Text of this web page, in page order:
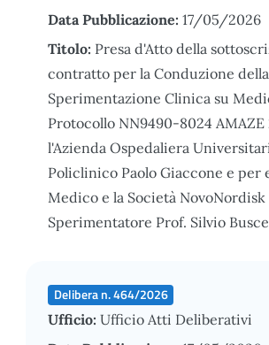
Data Pubblicazione: 17/05/2026
Titolo: Presa d'Atto della
contratto per la Conduzione della
Sperimentazione Clinica su
Protocollo NN9490-8024 AMAZE
l'Azienda Ospedaliera
Policlinico Paolo Giaccone e per
Medico e la Società NovoNordisk
Sperimentatore Prof. Silvio
Delibera n. 464/2026
Ufficio: Ufficio Atti Deliberativi